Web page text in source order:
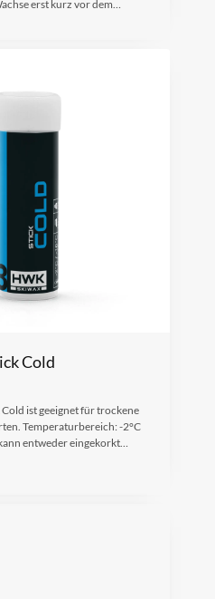
erst kurz vor dem…
Cold
ist geeignet für trockene
Temperaturbereich: -2°C
entweder eingekorkt…